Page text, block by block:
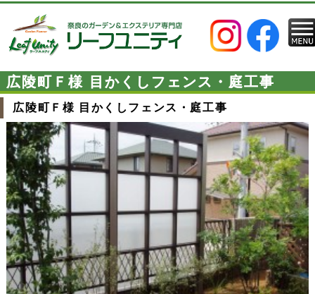
広陵町Ｆ様 目かくしフェンス・庭工事
広陵町Ｆ様 目かくしフェンス・庭工事